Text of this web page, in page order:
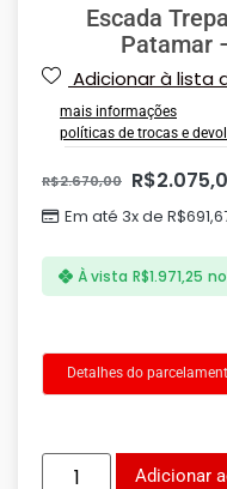
Escada
Patamar
Adicionar à lista
mais informações
políticas de trocas e
R$2.670,00 R$
Em até 3x de R$
À vista R$1.971,25
Detalhes do
Adicionar